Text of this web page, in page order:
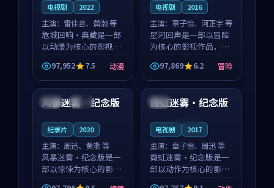
电视剧 2022
主演： 雷佳音、黄渤 等
危城回响·典藏是一部
以动漫为核心的影视作
品，围绕危机、反转与
人物成长展开，整体节
奏紧凑，值得推荐观
看。
97,952 7.5 动漫
电视剧 2016
主演： 章子怡、河正宇 等
星河回声是一部以冒险
为核心的影视作品，围
绕危机、反转与人物成
长展开，整体节奏紧
凑，值得推荐观看。
97,869 6.2 冒险
法国 完结
风暴迷雾·纪念版
纪录片 2020
主演： 周迅、黄渤 等
风暴迷雾·纪念版是一
部以惊悚为核心的影视
作品，围绕危机、反转
美国
霓虹迷雾·纪念版
电视剧 2017
主演： 章子怡、周迅 等
霓虹迷雾·纪念版是一
部以动作为核心的影视
作品，围绕危机、反转